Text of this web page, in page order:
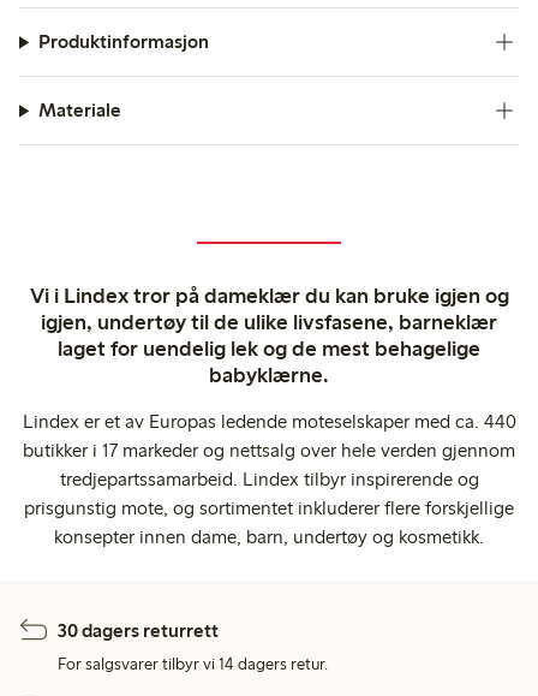
Produktinformasjon
Materiale
Vi i Lindex tror på dameklær du kan bruke igjen og
igjen, undertøy til de ulike livsfasene, barneklær
laget for uendelig lek og de mest behagelige
babyklærne.
Lindex er et av Europas ledende moteselskaper med ca. 440
butikker i 17 markeder og nettsalg over hele verden gjennom
tredjepartssamarbeid. Lindex tilbyr inspirerende og
prisgunstig mote, og sortimentet inkluderer flere forskjellige
konsepter innen dame, barn, undertøy og kosmetikk.
30 dagers returrett
For salgsvarer tilbyr vi 14 dagers retur.